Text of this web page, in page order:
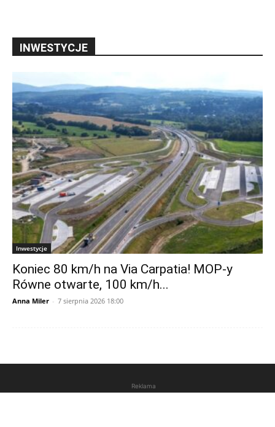
INWESTYCJE
Inwestycje
Koniec 80 km/h na Via Carpatia! MOP-y
Równe otwarte, 100 km/h...
Anna Miler - 7 sierpnia 2026 18:00
Reklama